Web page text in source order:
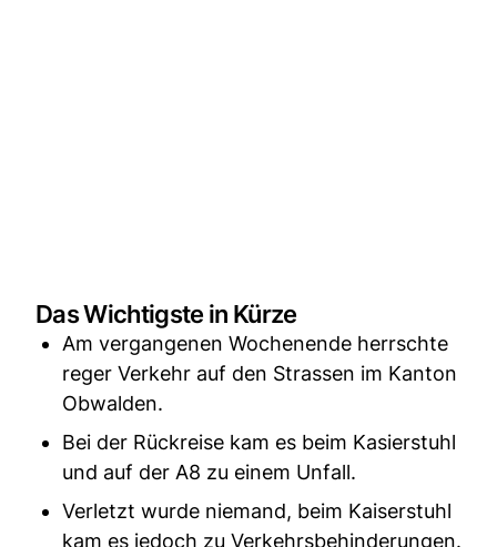
Das Wichtigste in Kürze
Am vergangenen Wochenende herrschte
reger Verkehr auf den Strassen im Kanton
Obwalden.
Bei der Rückreise kam es beim Kasierstuhl
und auf der A8 zu einem Unfall.
Verletzt wurde niemand, beim Kaiserstuhl
kam es jedoch zu Verkehrsbehinderungen.